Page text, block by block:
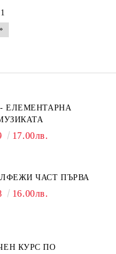
ЕЛЕМЕНТАРНА
17.00лв.
ЧАСТ ПЪРВА
16.00лв.
КУРС ПО